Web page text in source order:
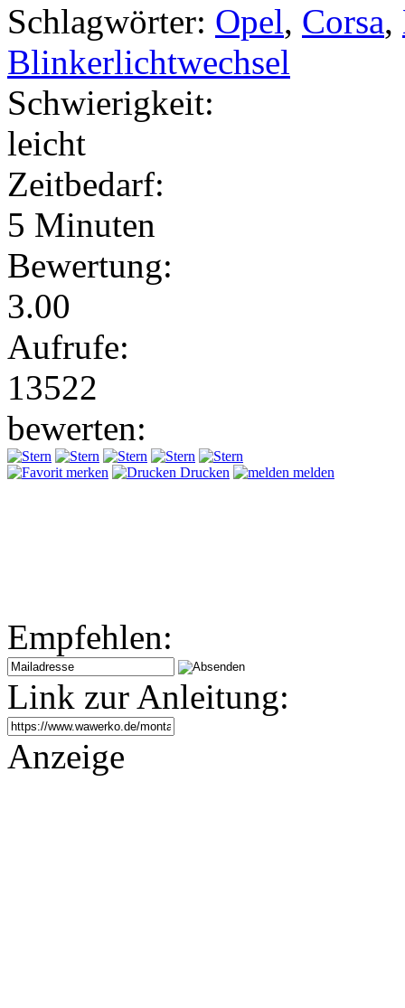
Schlagwörter: Opel, Corsa,
Blinkerlichtwechsel
Schwierigkeit:
leicht
Zeitbedarf:
5 Minuten
Bewertung:
3.00
Aufrufe:
13522
bewerten:
merken Drucken melden
Empfehlen:
Link zur Anleitung:
Anzeige